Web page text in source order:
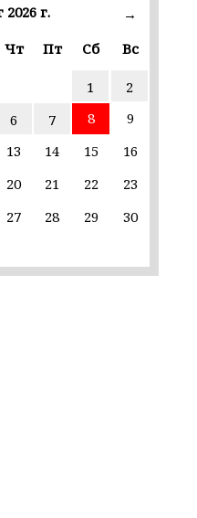
Внутренний
Шатоя
2026 г.
→
Чт Пт Сб Вс
1
2
6 7 8
9
13 14 15
16
20 21 22
23
27 28 29
30